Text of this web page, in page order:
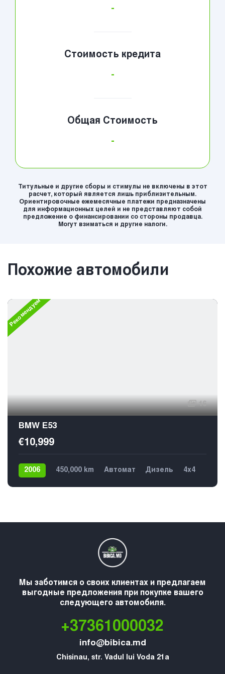
-
Стоимость кредита
-
Общая Стоимость
-
Титульные и другие сборы и стимулы не включены в этот
расчет, который является лишь приблизительным.
Ориентировочные ежемесячные платежи предназначены
для информационных целей и не представляют собой
предложение о финансировании со стороны продавца.
Могут взиматься и другие налоги.
Похожие автомобили
Рекомендуем
16
BMW E53
€10,999
2006 450,000 km Автомат Дизель 4х4
Мы заботимся о своих клиентах и предлагаем
выгодные предложения при покупке вашего
следующего автомобиля.
+37361000032
info@bibica.md
Chisinau, str. Vadul lui Voda 21a